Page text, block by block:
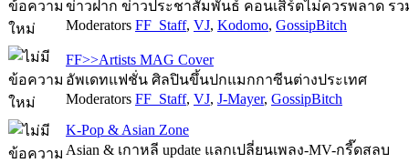
ข่าวฝาก ข่าวประชาสัมพันธ์ คอนเสิร์ตไม่ควรพลาด ร
Moderators FF_Staff, VJ, Kodomo, GossipBitch
FF>>Artists MAG Cover
อัพเดทแฟชั่น ศิลปินขึ้นปกแมกกาซีนต่างประเทศ
Moderators FF_Staff, VJ, J-Mayer, GossipBitch
K-Pop & Asian Zone
Asian & เกาหลี update แลกเปลี่ยนเพลง-MV-กรี๊ดสลบ